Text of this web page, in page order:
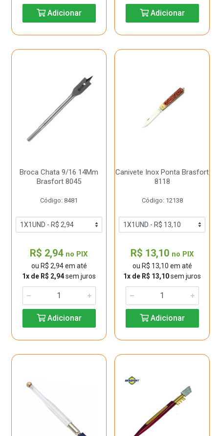
Adicionar Adicionar
Broca Chata 9/16 14Mm
Brasfort 8045
Código: 8481
R$ 2,94 no PIX
ou R$ 2,94 em até
1x de R$ 2,94sem juros
Adicionar
Canivete Inox Ponta Brasfort
8118
Código: 12138
R$ 13,10 no PIX
ou R$ 13,10 em até
1x de R$ 13,10sem juros
Adicionar